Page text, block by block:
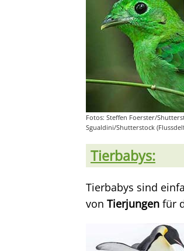
Fotos: Steffen Foerster/
Sgualdini/Shutterstock
Tierbabys:
Tierbabys sind
von Tierjungen für